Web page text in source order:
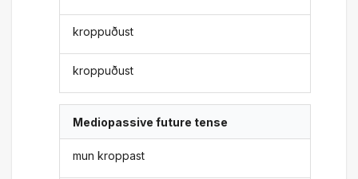
kroppuðust
kroppuðust
Mediopassive future tense
mun kroppast